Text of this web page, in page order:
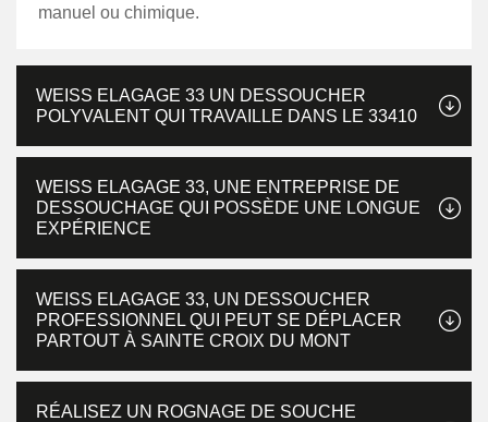
manuel ou chimique.
WEISS ELAGAGE 33 UN DESSOUCHER
POLYVALENT QUI TRAVAILLE DANS LE 33410
WEISS ELAGAGE 33, UNE ENTREPRISE DE
DESSOUCHAGE QUI POSSÈDE UNE LONGUE
EXPÉRIENCE
WEISS ELAGAGE 33, UN DESSOUCHER
PROFESSIONNEL QUI PEUT SE DÉPLACER
PARTOUT À SAINTE CROIX DU MONT
RÉALISEZ UN ROGNAGE DE SOUCHE